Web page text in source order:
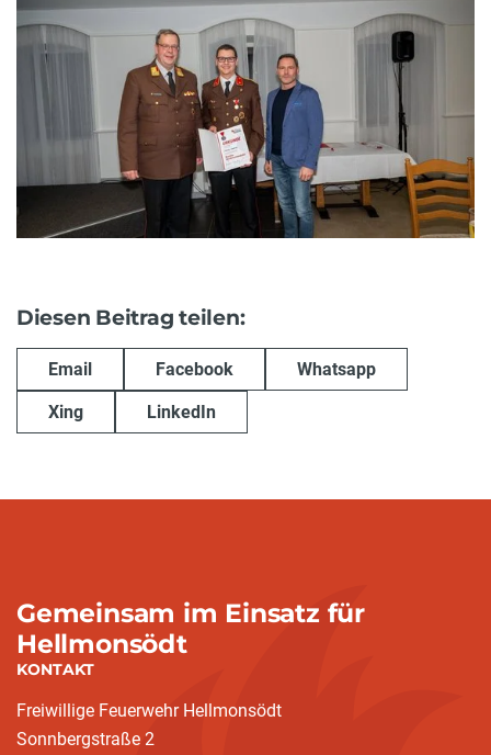
Diesen Beitrag teilen:
Email Facebook Whatsapp
Xing LinkedIn
Gemeinsam im Einsatz für
Hellmonsödt
KONTAKT
Freiwillige Feuerwehr Hellmonsödt
Sonnbergstraße 2